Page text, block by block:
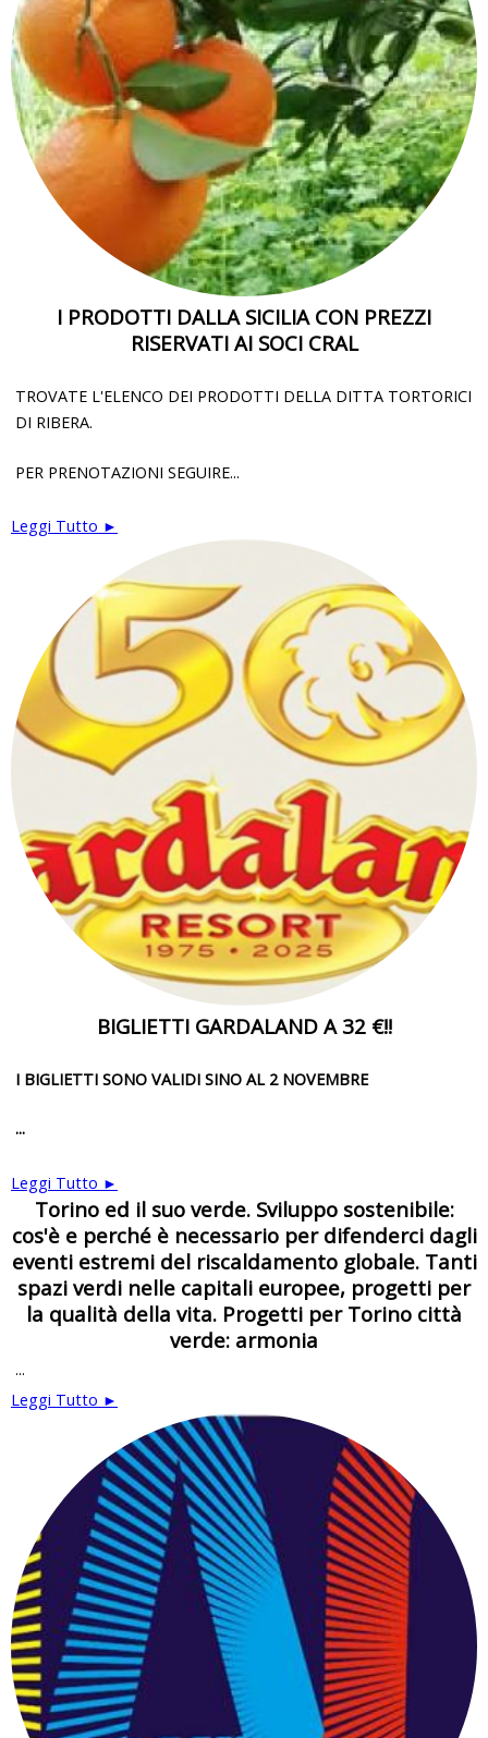
I PRODOTTI DALLA SICILIA CON PREZZI
RISERVATI AI SOCI CRAL
TROVATE L'ELENCO DEI PRODOTTI DELLA DITTA TORTORICI
DI RIBERA.
PER PRENOTAZIONI SEGUIRE...
Leggi Tutto ►
BIGLIETTI GARDALAND A 32 €!!
I BIGLIETTI SONO VALIDI SINO AL 2 NOVEMBRE
...
Leggi Tutto ►
Torino ed il suo verde. Sviluppo sostenibile:
cos'è e perché è necessario per difenderci dagli
eventi estremi del riscaldamento globale. Tanti
spazi verdi nelle capitali europee, progetti per
la qualità della vita. Progetti per Torino città
verde: armonia
...
Leggi Tutto ►